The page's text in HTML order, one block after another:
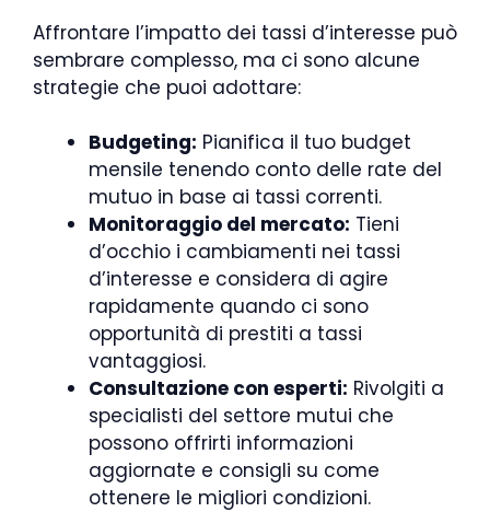
Affrontare l’impatto dei tassi d’interesse può
sembrare complesso, ma ci sono alcune
strategie che puoi adottare:
Budgeting: Pianifica il tuo budget
mensile tenendo conto delle rate del
mutuo in base ai tassi correnti.
Monitoraggio del mercato: Tieni
d’occhio i cambiamenti nei tassi
d’interesse e considera di agire
rapidamente quando ci sono
opportunità di prestiti a tassi
vantaggiosi.
Consultazione con esperti: Rivolgiti a
specialisti del settore mutui che
possono offrirti informazioni
aggiornate e consigli su come
ottenere le migliori condizioni.